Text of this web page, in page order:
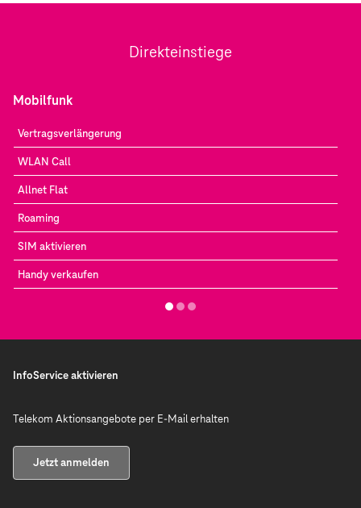
Direkteinstiege
Mobilfunk
Vertragsverlängerung
WLAN Call
Allnet Flat
Roaming
SIM aktivieren
Handy verkaufen
InfoService aktivieren
Telekom Aktionsangebote per E-Mail erhalten
Jetzt anmelden